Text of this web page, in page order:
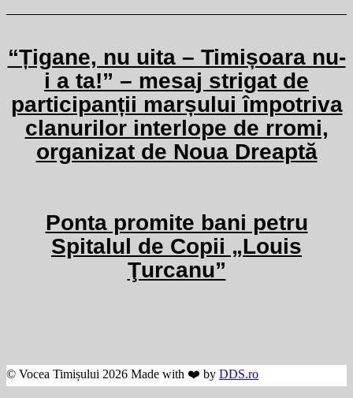
“Țigane, nu uita – Timișoara nu-
i a ta!” – mesaj strigat de
participanții marșului împotriva
clanurilor interlope de rromi,
organizat de Noua Dreaptă
Ponta promite bani petru
Spitalul de Copii „Louis
Ţurcanu”
© Vocea Timișului 2026 Made with ❤️ by DDS.ro